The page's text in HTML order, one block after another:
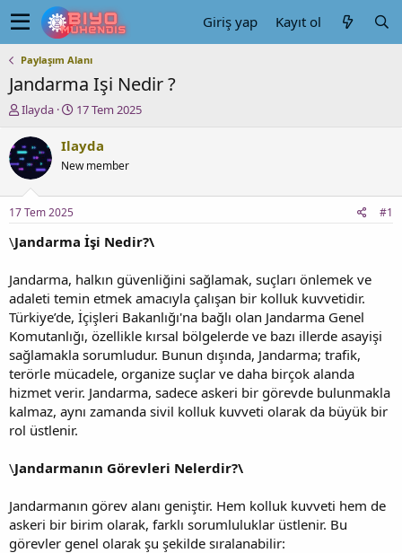
Giriş yap Kayıt ol
Paylaşım Alanı
Jandarma Işi Nedir ?
K
n
u
y
b
a
ş
t
a
n
Ilayda
B
ş
a
ç
r
i
h
i
17 Tem 2025
Ilayda
New member
17 Tem 2025 #1
\Jandarma İşi Nedir?\
Jandarma, halkın güvenliğini sağlamak, suçları önlemek ve
adaleti temin etmek amacıyla çalışan bir kolluk kuvvetidir.
Türkiye’de, İçişleri Bakanlığı'na bağlı olan Jandarma Genel
Komutanlığı, özellikle kırsal bölgelerde ve bazı illerde asayişi
sağlamakla sorumludur. Bunun dışında, Jandarma; trafik,
terörle mücadele, organize suçlar ve daha birçok alanda
hizmet verir. Jandarma, sadece askeri bir görevde bulunmakla
kalmaz, aynı zamanda sivil kolluk kuvveti olarak da büyük bir
rol üstlenir.
\Jandarmanın Görevleri Nelerdir?\
Jandarmanın görev alanı geniştir. Hem kolluk kuvveti hem de
askeri bir birim olarak, farklı sorumluluklar üstlenir. Bu
görevler genel olarak şu şekilde sıralanabilir: